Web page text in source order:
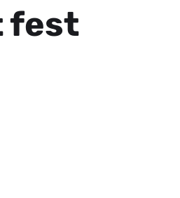
fest